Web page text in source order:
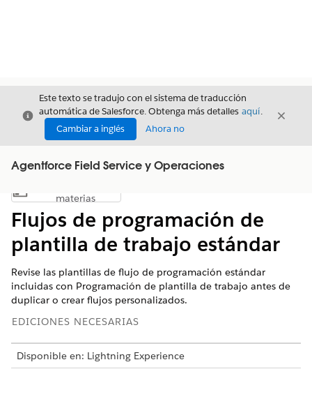
Cerrar
Este texto se tradujo con el sistema de traducción
automática de Salesforce. Obtenga más detalles aquí.
Cambiar a inglés
Ahora no
Cerrar
Agentforce Field Service y Operaciones
Mostrar índice de materias
materias
Flujos de programación de
plantilla de trabajo estándar
Revise las plantillas de flujo de programación estándar
incluidas con Programación de plantilla de trabajo antes de
duplicar o crear flujos personalizados.
EDICIONES NECESARIAS
Disponible en: Lightning Experience